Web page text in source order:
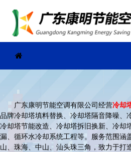
广东康明节能空调有限公司经营冷却
品牌冷却塔填料替换、冷却塔隔音降噪、
冷却塔节能改造、冷却塔拆旧换新、冷却
漏、循环水冷却系统工程等。服务范围涵
山、珠海、中山、汕头珠三角，致力于打